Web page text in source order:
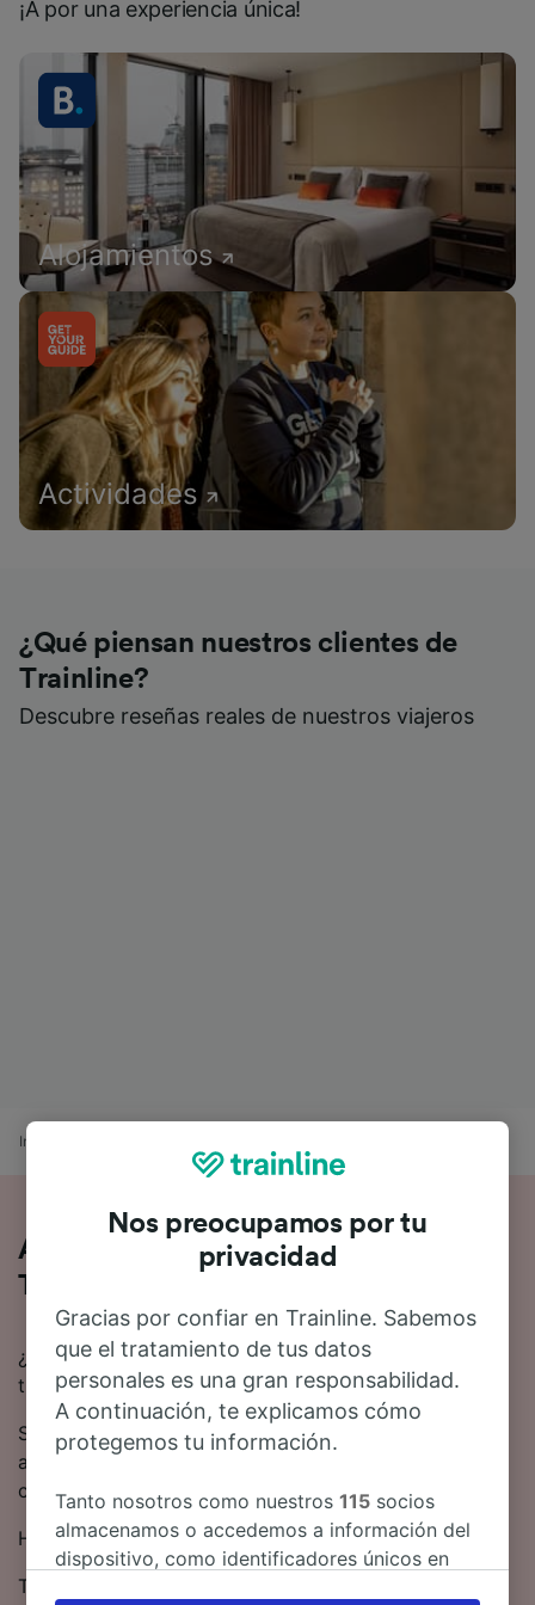
¡A por una experiencia única!
Alojamientos
Actividades
¿Qué piensan nuestros clientes de
Trainline?
Descubre reseñas reales de nuestros viajeros
Inicio
Así es viajar en tren de Brandizzo a
Turín
¿Buscas información para ir de Brandizzo a Turín en
tren? Empieza tu viaje con nosotros.
Se tardan 20 minutos de media en viajar de Brandizzo
a Turín en tren. Alrededor de 17 trenes trenes salen
cada día en esta ruta.
Hay trenes directos que conectan Brandizzo y Turín.
Trenitalia es el operador ferroviario en esta ruta.
Nos preocupamos por tu
privacidad
Gracias por confiar en Trainline. Sabemos
que el tratamiento de tus datos
personales es una gran responsabilidad.
A continuación, te explicamos cómo
protegemos tu información.
Tanto nosotros como nuestros115 socios
almacenamos o accedemos a información del
dispositivo, como identificadores únicos en